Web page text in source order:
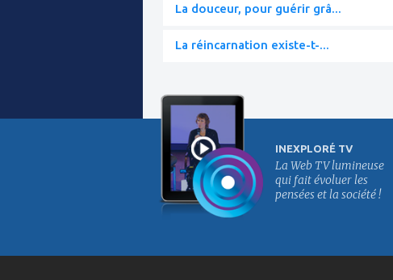
La douceur, pour guérir grâ...
La réincarnation existe-t-...
INEXPLORÉ TV
La Web TV lumineuse
qui fait évoluer les
pensées et la société !